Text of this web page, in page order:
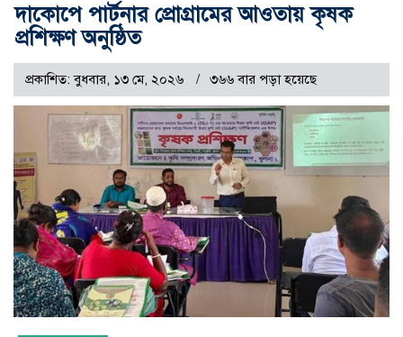
দাকোপে পার্টনার প্রোগ্রামের আওতায় কৃষক
প্রশিক্ষণ অনুষ্ঠিত
প্রকাশিত: বুধবার, ১৩ মে, ২০২৬ ৩৬৬ বার পড়া হয়েছে